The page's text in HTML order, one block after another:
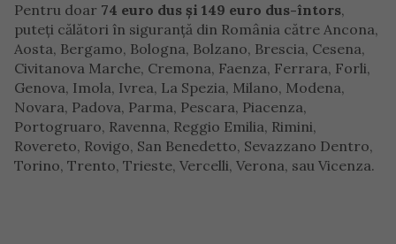
Pentru doar 74 euro dus și 149 euro dus-întors,
puteți călători în siguranță din România către Ancona,
Aosta, Bergamo, Bologna, Bolzano, Brescia, Cesena,
Civitanova Marche, Cremona, Faenza, Ferrara, Forli,
Genova, Imola, Ivrea, La Spezia, Milano, Modena,
Novara, Padova, Parma, Pescara, Piacenza,
Portogruaro, Ravenna, Reggio Emilia, Rimini,
Rovereto, Rovigo, San Benedetto, Sevazzano Dentro,
Torino, Trento, Trieste, Vercelli, Verona, sau Vicenza.